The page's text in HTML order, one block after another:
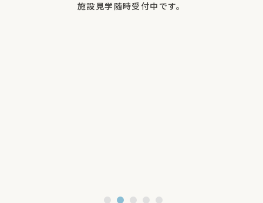
施設見学随時受付中です。